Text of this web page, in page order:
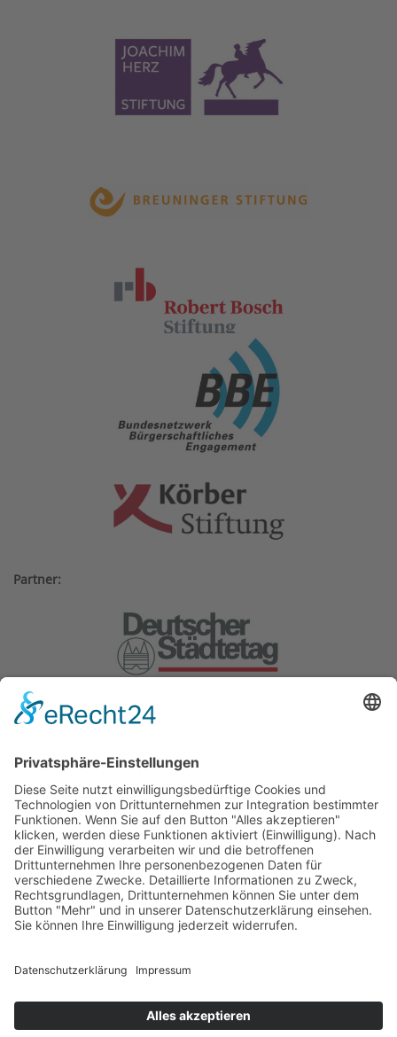
Partner:
BMW Foundation, Generali
Deutschland AG, Herbert Quandt-
Stiftung.
COOKIE-EINSTELLUNGEN